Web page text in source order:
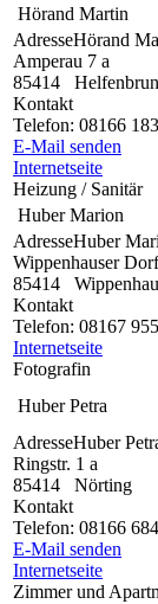
Hörand Martin
AdresseHörand
Amperau 7 a
85414
Kontakt
Telefon: 08166
E-Mail senden
Internetseite
Heizung / Sanitär
Huber Marion
AdresseHuber
Wippenhauser
85414
Kontakt
Telefon: 08167
Internetseite
Fotografin
Huber Petra
AdresseHuber
Ringstr. 1 a
85414
Nörting
Kontakt
Telefon: 08166
E-Mail senden
Internetseite
Zimmer und